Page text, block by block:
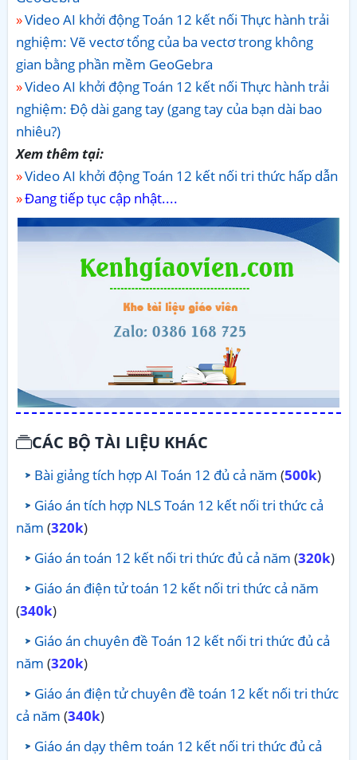
Video AI khởi động Toán 12 kết nối Thực hành trải
nghiệm: Vẽ vectơ tổng của ba vectơ trong không
gian bằng phần mềm GeoGebra
Video AI khởi động Toán 12 kết nối Thực hành trải
nghiệm: Độ dài gang tay (gang tay của bạn dài bao
nhiêu?)
Xem thêm tại:
Video AI khởi động Toán 12 kết nối tri thức hấp dẫn
Đang tiếp tục cập nhật....
CÁC BỘ TÀI LIỆU KHÁC
Bài giảng tích hợp AI Toán 12 đủ cả năm (500k)
Giáo án tích hợp NLS Toán 12 kết nối tri thức cả
năm (320k)
Giáo án toán 12 kết nối tri thức đủ cả năm (320k)
Giáo án điện tử toán 12 kết nối tri thức cả năm
(340k)
Giáo án chuyên đề Toán 12 kết nối tri thức đủ cả
năm (320k)
Giáo án điện tử chuyên đề toán 12 kết nối tri thức
cả năm (340k)
Giáo án dạy thêm toán 12 kết nối tri thức đủ cả